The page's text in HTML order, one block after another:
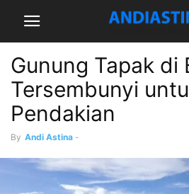
Gunung Tapak di
Tersembunyi
Pendakian
By Andi Astina -